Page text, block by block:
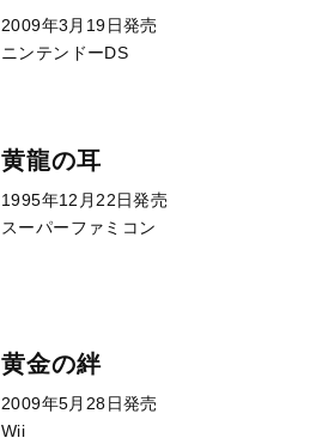
2009年3月19日発売
ニンテンドーDS
黄龍の耳
1995年12月22日発売
スーパーファミコン
黄金の絆
2009年5月28日発売
Wii